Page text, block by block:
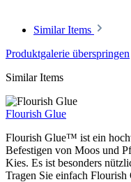
Similar Items
Produktgalerie überspringen
Similar Items
Flourish Glue
Flourish Glue™ ist ein
Befestigen von Moos und
Kies. Es ist besonders
Tragen Sie einfach